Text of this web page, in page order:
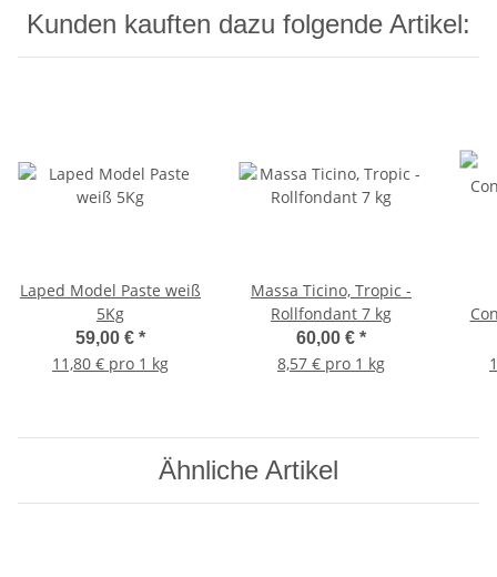
Kunden kauften dazu folgende Artikel:
Laped Model Paste weiß
5Kg
59,00 € *
11,80 € pro 1 kg
Massa Ticino, Tropic -
Rollfondant 7 kg
60,00 € *
8,57 € pro 1 kg
Ähnliche Artikel